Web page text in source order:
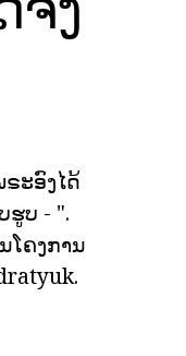
ະອົງໄດ້
ຮູບ - ".
ໂຄງການ